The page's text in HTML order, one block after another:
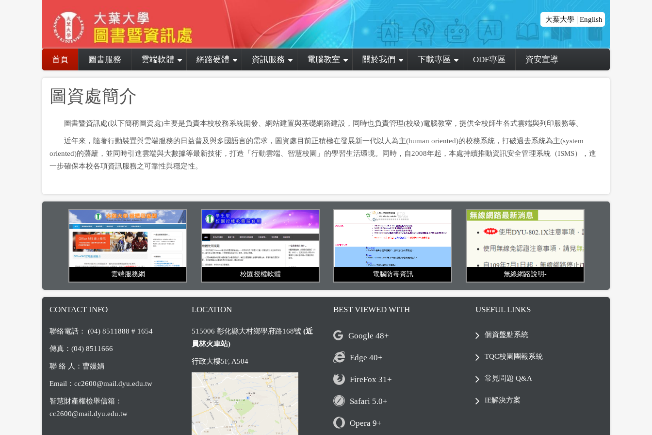
大葉大學 English
Main
navigation
首頁 圖書服務 雲端軟體 網路硬體 資訊服務 電腦教室 關於我們 下載專區 ODF專區 資安宣導
圖資處簡介
圖書暨資訊處(以下簡稱圖資處)主要是負責本校校務系統開發、網站建置與基礎網路建設，同時也負責管理(校級)電腦教室，提供全校師生各式雲端與列印服務等。
近年來，隨著行動裝置與雲端服務的日益普及與多國語言的需求，圖資處目前正積極在發展新一代以人為主(human oriented)的校務系統，打破過去系統為主(system
oriented)的藩籬，並同時引進雲端與大數據等最新技術，打造「行動雲端、智慧校園」的學習生活環境。同時，自2008年起，本處持續推動資訊安全管理系統（ISMS），進
一步確保本校各項資訊服務之可靠性與穩定性。
雲端服務網 校園授權軟體 電腦防毒資訊 無線網路說明-
CONTACT INFO
聯絡電話： (04) 8511888 # 1654
傳真：(04) 8511666
聯 絡 人：曹嫚娟
Email： cc2600@mail.dyu.edu.tw
智慧財產權檢舉信箱：
cc2600@mail.dyu.edu.tw
LOCATION
515006 彰化縣大村鄉學府路168號(近
員林火車站)
行政大樓5F, A504
BEST VIEWED WITH
Google 48+
Edge 40+
FireFox 31+
Safari 5.0+
Opera 9+
USEFUL LINKS
個資盤點系統
TQC校園團報系統
常見問題 Q&A
IE解決方案